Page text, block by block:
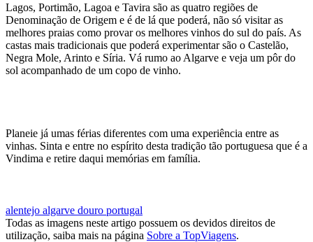
Lagos, Portimão, Lagoa e Tavira são as quatro regiões de
Denominação de Origem e é de lá que poderá, não só visitar as
melhores praias como provar os melhores vinhos do sul do país. As
castas mais tradicionais que poderá experimentar são o Castelão,
Negra Mole, Arinto e Síria. Vá rumo ao Algarve e veja um pôr do
sol acompanhado de um copo de vinho.
Planeie já umas férias diferentes com uma experiência entre as
vinhas. Sinta e entre no espírito desta tradição tão portuguesa que é a
Vindima e retire daqui memórias em família.
alentejo algarve douro portugal
Todas as imagens neste artigo possuem os devidos direitos de
utilização, saiba mais na página Sobre a TopViagens.